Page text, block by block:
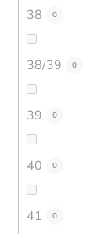
38 0
38/39 0
39 0
40 0
41 0